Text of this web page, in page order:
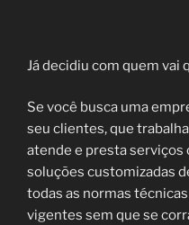
Já decidiu com quem vai
Se você busca uma
seu clientes, que
atende e presta serviços
soluções customizadas
todas as normas
vigentes sem que se